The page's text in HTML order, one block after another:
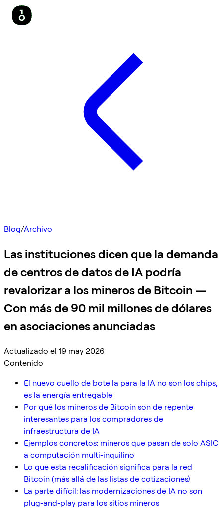
Blog/Archivo
Las instituciones dicen que la demanda
de centros de datos de IA podría
revalorizar a los mineros de Bitcoin —
Con más de 90 mil millones de dólares
en asociaciones anunciadas
Actualizado el 19 may 2026
Contenido
El nuevo cuello de botella para la IA no son los chips,
es la energía entregable
Por qué los mineros de Bitcoin son de repente
interesantes para los compradores de
infraestructura de IA
Ejemplos concretos: mineros que pasan de solo ASIC
a computación multi-inquilino
Lo que esta recalificación significa para la red
Bitcoin (más allá de las listas de cotizaciones)
La parte difícil: las modernizaciones de IA no son
plug-and-play para los sitios mineros